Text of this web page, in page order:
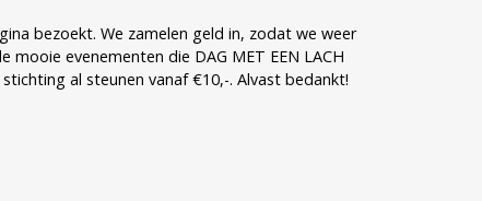
bezoekt. We zamelen geld in, zodat we weer
mooie evenementen die DAG MET EEN LACH